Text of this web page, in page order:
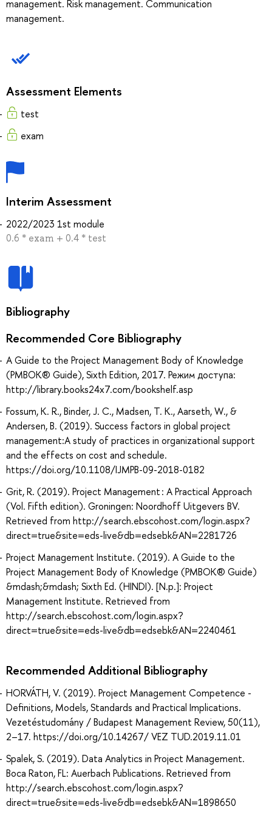
management. Risk management. Communication
management.
Assessment Elements
test
exam
Interim Assessment
2022/2023 1st module
0.6 * exam + 0.4 * test
Bibliography
Recommended Core Bibliography
A Guide to the Project Management Body of Knowledge
(PMBOK® Guide), Sixth Edition, 2017. Режим доступа:
http://library.books24x7.com/bookshelf.asp
Fossum, K. R., Binder, J. C., Madsen, T. K., Aarseth, W., &
Andersen, B. (2019). Success factors in global project
management:A study of practices in organizational support
and the effects on cost and schedule.
https://doi.org/10.1108/IJMPB-09-2018-0182
Grit, R. (2019). Project Management : A Practical Approach
(Vol. Fifth edition). Groningen: Noordhoff Uitgevers BV.
Retrieved from http://search.ebscohost.com/login.aspx?
direct=true&site=eds-live&db=edsebk&AN=2281726
Project Management Institute. (2019). A Guide to the
Project Management Body of Knowledge (PMBOK® Guide)
&mdash;&mdash; Sixth Ed. (HINDI). [N.p.]: Project
Management Institute. Retrieved from
http://search.ebscohost.com/login.aspx?
direct=true&site=eds-live&db=edsebk&AN=2240461
Recommended Additional Bibliography
HORVÁTH, V. (2019). Project Management Competence -
Definitions, Models, Standards and Practical Implications.
Vezetéstudomány / Budapest Management Review, 50(11),
2–17. https://doi.org/10.14267/ VEZ TUD.2019.11.01
Spalek, S. (2019). Data Analytics in Project Management.
Boca Raton, FL: Auerbach Publications. Retrieved from
http://search.ebscohost.com/login.aspx?
direct=true&site=eds-live&db=edsebk&AN=1898650